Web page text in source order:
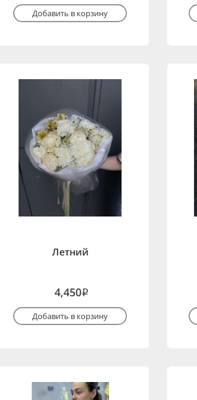
Добавить в корзину
Летний
4,450i
Добавить в корзину